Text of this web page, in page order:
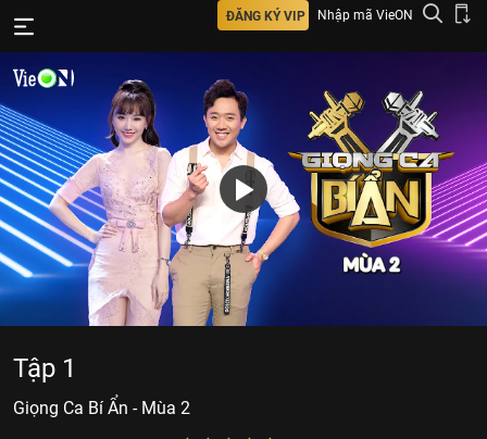
ĐĂNG KÝ VIP Nhập mã VieON
Tập 1
Giọng Ca Bí Ẩn - Mùa 2